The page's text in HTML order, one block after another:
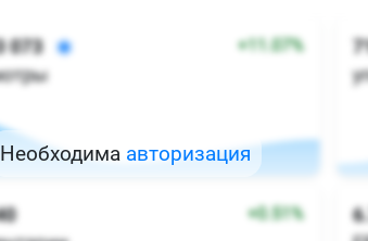
Необходима авторизация